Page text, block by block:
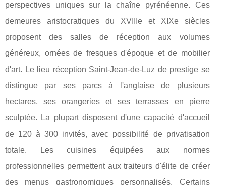
perspectives uniques sur la chaîne pyrénéenne. Ces
demeures aristocratiques du XVIIIe et XIXe siècles
proposent des salles de réception aux volumes
généreux, ornées de fresques d'époque et de mobilier
d'art. Le lieu réception Saint-Jean-de-Luz de prestige se
distingue par ses parcs à l'anglaise de plusieurs
hectares, ses orangeries et ses terrasses en pierre
sculptée. La plupart disposent d'une capacité d'accueil
de 120 à 300 invités, avec possibilité de privatisation
totale. Les cuisines équipées aux normes
professionnelles permettent aux traiteurs d'élite de créer
des menus gastronomiques personnalisés. Certains